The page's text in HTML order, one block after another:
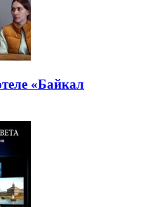
«Байкал